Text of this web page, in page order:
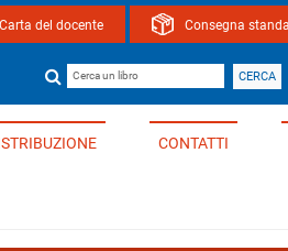
Carta del docente Consegna
un libro CERCA
CONTATTI